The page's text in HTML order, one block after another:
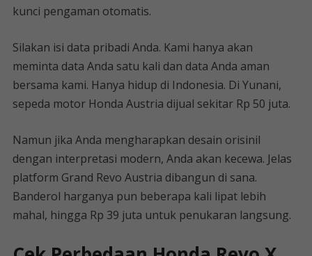
kunci pengaman otomatis.
Silakan isi data pribadi Anda. Kami hanya akan
meminta data Anda satu kali dan data Anda aman
bersama kami. Hanya hidup di Indonesia. Di Yunani,
sepeda motor Honda Austria dijual sekitar Rp 50 juta.
Namun jika Anda mengharapkan desain orisinil
dengan interpretasi modern, Anda akan kecewa. Jelas
platform Grand Revo Austria dibangun di sana.
Banderol harganya pun beberapa kali lipat lebih
mahal, hingga Rp 39 juta untuk penukaran langsung.